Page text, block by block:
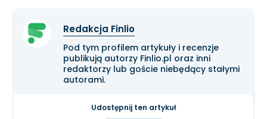
Redakcja Finlio
Pod tym profilem artykuły i recenzje
publikują autorzy Finlio.pl oraz inni
redaktorzy lub goście niebędący stałymi
autorami.
Udostępnij ten artykuł